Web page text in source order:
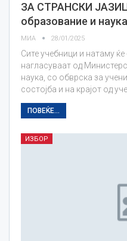
ЗА СТРАНСКИ
образование и
МИА 28/01/2025
Сите учебници и натаму
нагласуваат од
наука, со обврска за
состојба и на крајот од
ПОВЕЌЕ...
ИЗБОР